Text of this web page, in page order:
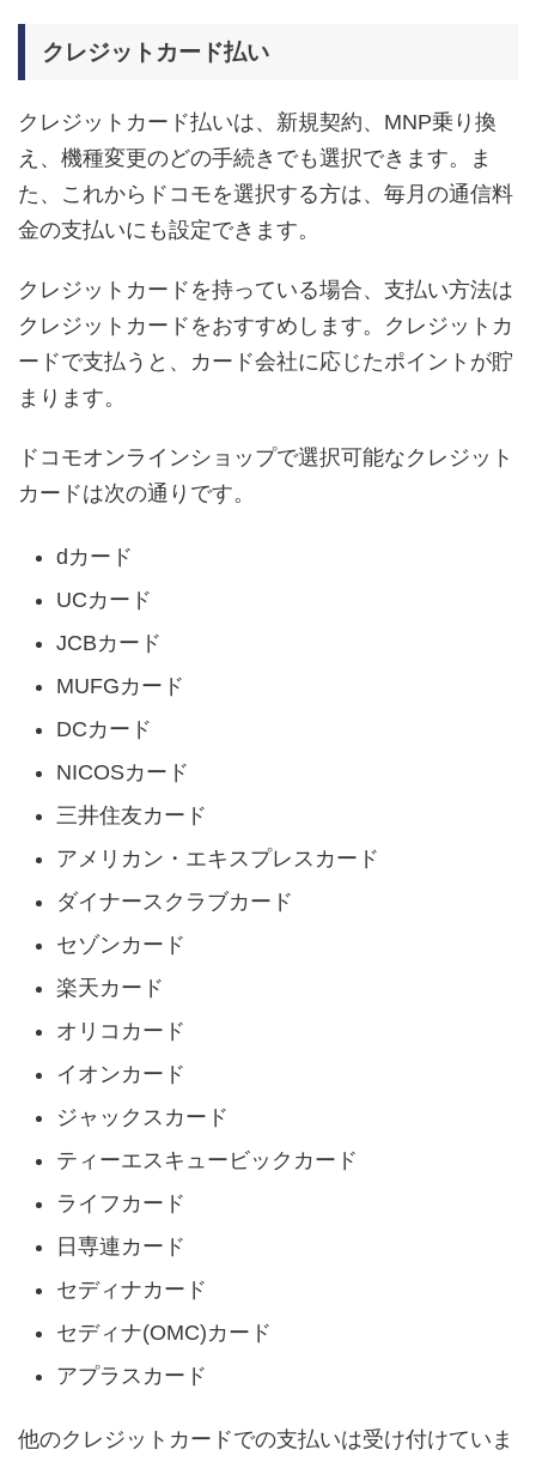
クレジットカード払い
クレジットカード払いは、新規契約、MNP乗り換
え、機種変更のどの手続きでも選択できます。ま
た、これからドコモを選択する方は、毎月の通信料
金の支払いにも設定できます。
クレジットカードを持っている場合、支払い方法は
クレジットカードをおすすめします。クレジットカ
ードで支払うと、カード会社に応じたポイントが貯
まります。
ドコモオンラインショップで選択可能なクレジット
カードは次の通りです。
dカード
UCカード
JCBカード
MUFGカード
DCカード
NICOSカード
三井住友カード
アメリカン・エキスプレスカード
ダイナースクラブカード
セゾンカード
楽天カード
オリコカード
イオンカード
ジャックスカード
ティーエスキュービックカード
ライフカード
日専連カード
セディナカード
セディナ(OMC)カード
アプラスカード
他のクレジットカードでの支払いは受け付けていま